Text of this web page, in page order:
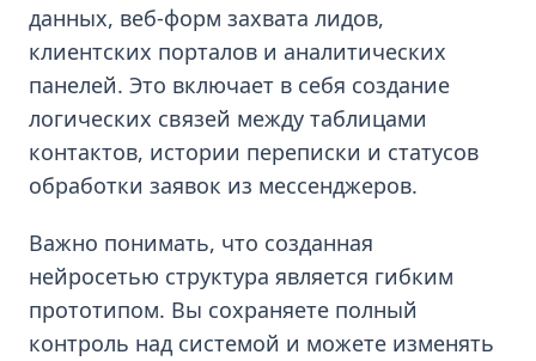
данных, веб-форм захвата лидов,
клиентских порталов и аналитических
панелей. Это включает в себя создание
логических связей между таблицами
контактов, истории переписки и статусов
обработки заявок из мессенджеров.
Важно понимать, что созданная
нейросетью структура является гибким
прототипом. Вы сохраняете полный
контроль над системой и можете изменять